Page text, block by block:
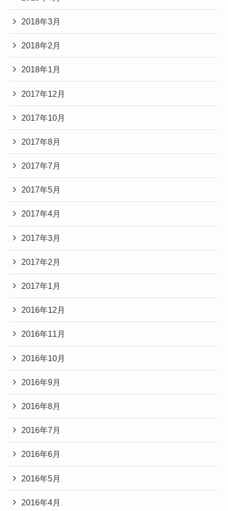
2018年3月
2018年2月
2018年1月
2017年12月
2017年10月
2017年8月
2017年7月
2017年5月
2017年4月
2017年3月
2017年2月
2017年1月
2016年12月
2016年11月
2016年10月
2016年9月
2016年8月
2016年7月
2016年6月
2016年5月
2016年4月